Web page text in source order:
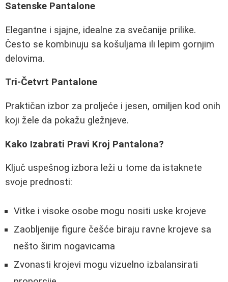
Satenske Pantalone
Elegantne i sjajne, idealne za svečanije prilike.
Često se kombinuju sa košuljama ili lepim gornjim
delovima.
Tri-Četvrt Pantalone
Praktičan izbor za proljeće i jesen, omiljen kod onih
koji žele da pokažu gležnjeve.
Kako Izabrati Pravi Kroj Pantalona?
Ključ uspešnog izbora leži u tome da istaknete
svoje prednosti:
Vitke i visoke osobe mogu nositi uske krojeve
Zaobljenije figure češće biraju ravne krojeve sa
nešto širim nogavicama
Zvonasti krojevi mogu vizuelno izbalansirati